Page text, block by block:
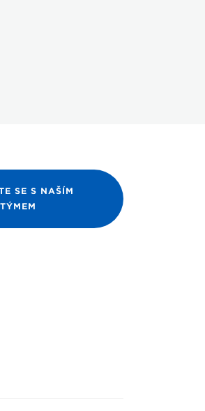
SE S NAŠÍM
TÝMEM